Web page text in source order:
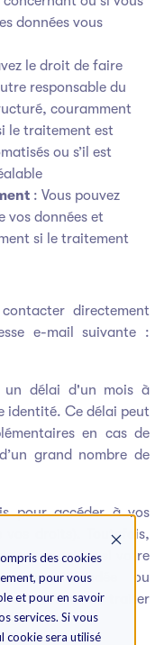
des cookies
pour vous
et pour en savoir
services. Si vous
cookie sera utilisé
données vous
le droit de faire
responsable du
couramment
le traitement est
ou s’il est
: Vous pouvez
vos données et
si le traitement
directement
e-mail suivante :
un délai d'un mois à
identité. Ce délai peut
en cas de
grand nombre de
pour accéder à vos
droits). Toutefois,
raisonnables si votre
infondée ou
refuser de traiter